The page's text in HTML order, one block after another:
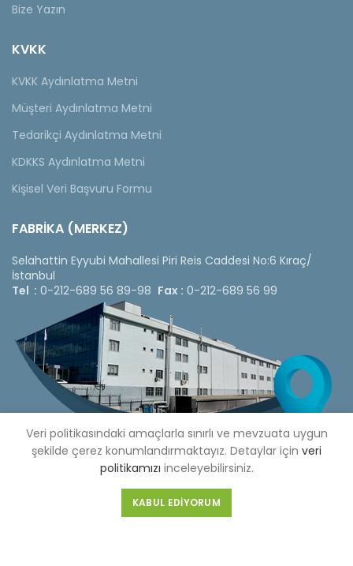
Bize Yazın
KVKK
KVKK Aydınlatma Metni
Müşteri Aydınlatma Metni
Tedarikçi Aydınlatma Metni
KDKKS Aydınlatma Metni
Kişisel Veri Başvuru Formu
FABRİKA (MERKEZ)
Selahattin Eyyubi Mahallesi Piri Reis Caddesi No:6 Kıraç/
İstanbul
Tel : 0-212-689 56 89-98 Fax : 0-212-689 56 99
Veri politikasındaki amaçlarla sınırlı ve mevzuata uygun
şekilde çerez konumlandırmaktayız. Detaylar için veri
politikamızı inceleyebilirsiniz.
KABUL EDIYORUM